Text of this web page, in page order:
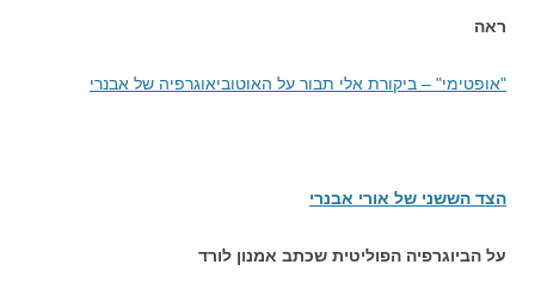
ראה
"אופטימי" – ביקורת אלי תבור על האוטוביאוגרפיה של אבנרי
הצד הששני של אורי אבנרי
על הביוגרפיה הפוליטית שכתב אמנון לורד